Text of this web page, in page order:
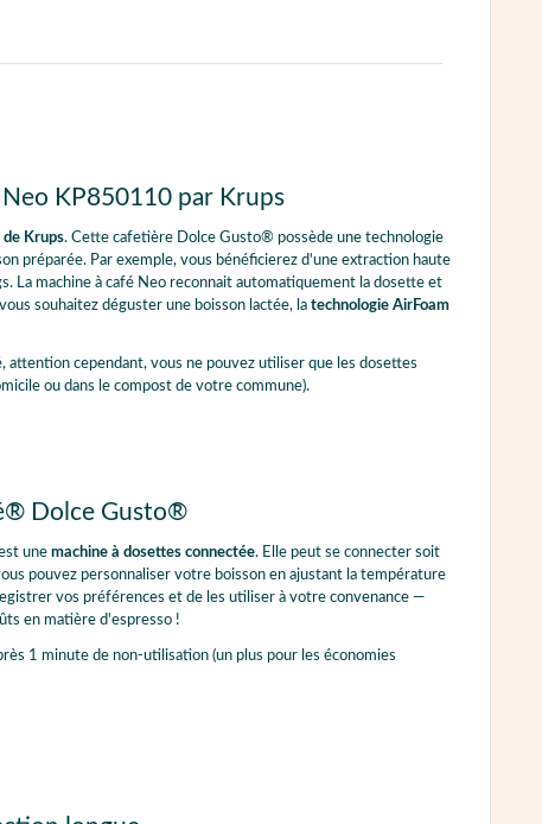
KP850110 par Krups
Krups. Cette cafetière Dolce Gusto® possède une technologie
préparée. Par exemple, vous bénéficierez d'une extraction haute
La machine à café Neo reconnait automatiquement la dosette et
souhaitez déguster une boisson lactée, la technologie AirFoam
attention cependant, vous ne pouvez utiliser que les dosettes
ou dans le compost de votre commune).
Dolce Gusto®
une machine à dosettes connectée. Elle peut se connecter soit
pouvez personnaliser votre boisson en ajustant la température
vos préférences et de les utiliser à votre convenance —
en matière d'espresso !
1 minute de non-utilisation (un plus pour les économies